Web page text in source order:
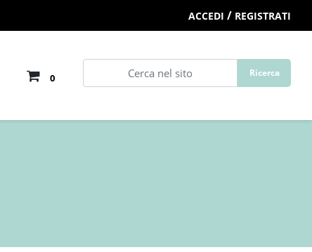
ACCEDI / REGISTRATI
0